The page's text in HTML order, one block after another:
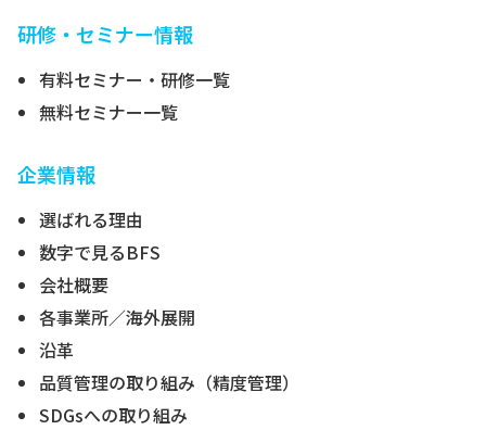
研修・セミナー情報
有料セミナー・研修一覧
無料セミナー一覧
企業情報
選ばれる理由
数字で見るBFS
会社概要
各事業所／海外展開
沿革
品質管理の取り組み（精度管理）
SDGsへの取り組み